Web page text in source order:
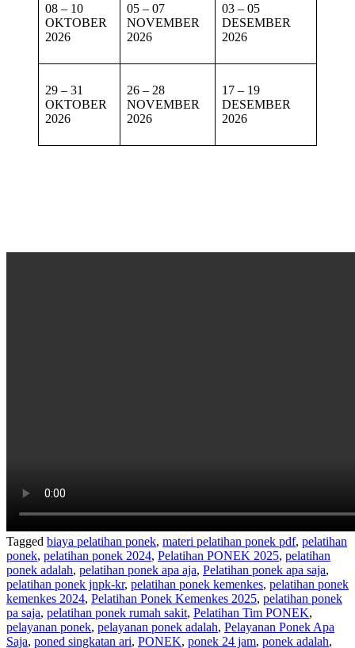
08 – 10
OKTOBER
2026
05 – 07
NOVEMBER
2026
03 – 05
DESEMBER
2026
29 – 31
OKTOBER
2026
26 – 28
NOVEMBER
2026
17 – 19
DESEMBER
2026
Tagged biaya pelatihan ponek, materi pelatihan ponek pdf, pelatihan
ponek, pelatihan ponek 2024, Pelatihan PONEK 2025, pelatihan
ponek adalah, pelatihan ponek apa aja, Pelatihan ponek apa saja,
pelatihan ponek jnpk-kr, pelatihan ponek kemenkes, pelatihan ponek
kemenkes 2024, Pelatihan Ponek Kemenkes 2025, pelatihan ponek
pa saja, pelatihan ponek rumah sakit, Pelatihan Tim PONEK,
pelayanan ponek, pelayanan ponek adalah, Pelayanan Ponek Apa
Saja, poned singkatan ari, PONEK, ponek 24 jam, ponek adalah,